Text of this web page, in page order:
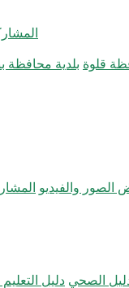
بلدية قلوة
الصور والفيديو
دليل التعليم الصحي